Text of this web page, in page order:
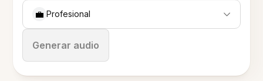
💼 Profesional
Generar audio
Detener